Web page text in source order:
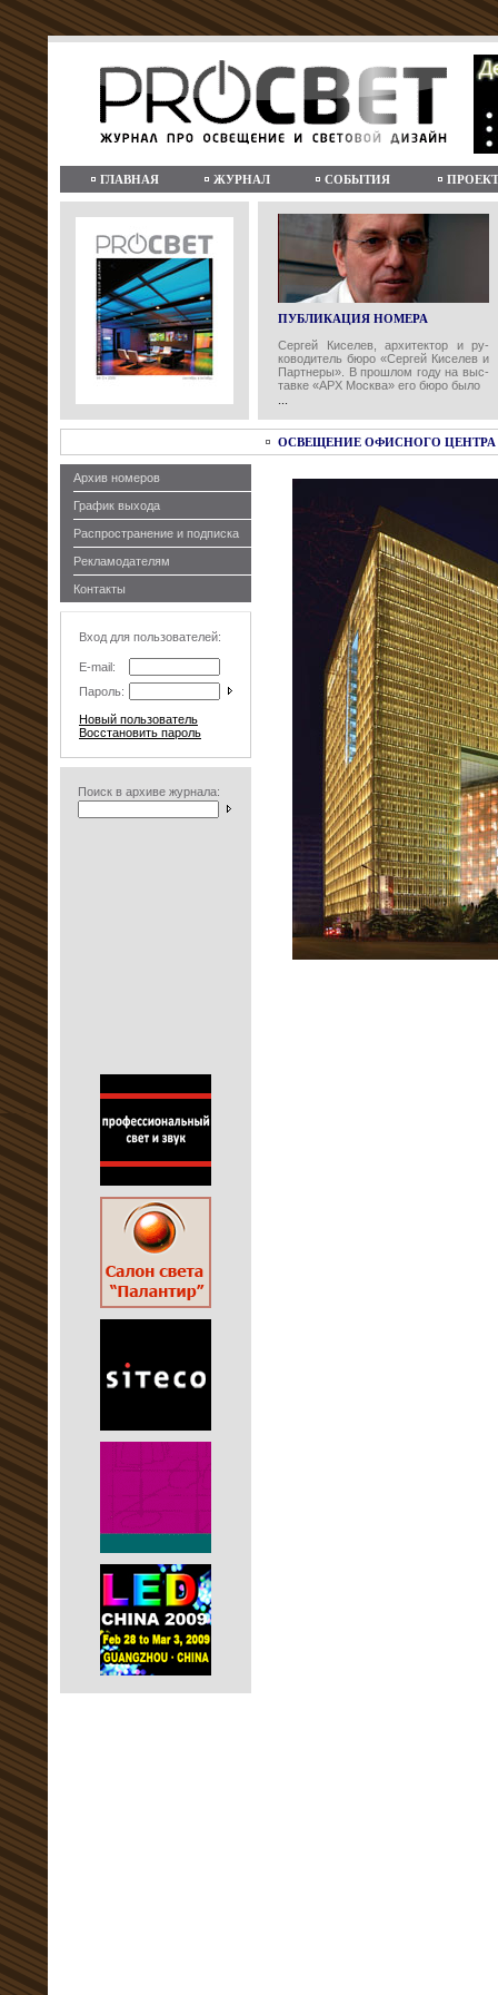
ГЛАВНАЯ ЖУРНАЛ СОБЫТИЯ
ПУБЛИКАЦИЯ НОМЕРА
Сергей Киселев, архитектор и ру-
ководитель бюро «Сергей Киселев и
Партнеры». В прошлом году на выс-
тавке «АРХ Москва» его бюро было
...
ОСВЕЩЕНИЕ ОФИСНОГО ЦЕНТРА
Архив номеров
График выхода
Распространение и подписка
Рекламодателям
Контакты
Вход для пользователей:
E-mail:
Пароль:
Новый пользователь
Восстановить пароль
Поиск в архиве журнала: